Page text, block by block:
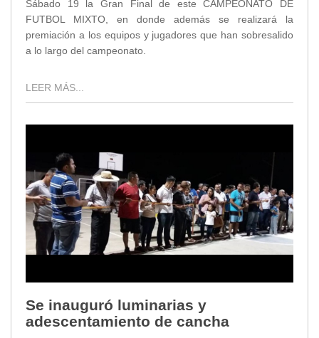
Sábado 19 la Gran Final de este CAMPEONATO DE
FUTBOL MIXTO, en donde además se realizará la
premiación a los equipos y jugadores que han sobresalido
a lo largo del campeonato.
LEER MÁS...
Se inauguró luminarias y
adescentamiento de cancha